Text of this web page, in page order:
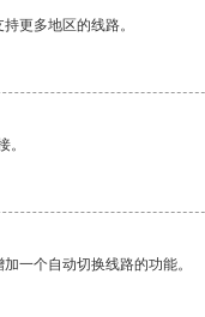
更多地区的线路。
。
一个自动切换线路的功能。